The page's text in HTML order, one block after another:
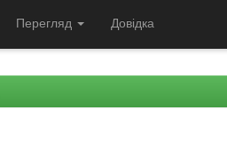
Перегляд Довідка